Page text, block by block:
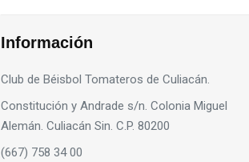
Información
Club de Béisbol Tomateros de Culiacán.
Constitución y Andrade s/n. Colonia Miguel
Alemán. Culiacán Sin. C.P. 80200
(667) 758 34 00